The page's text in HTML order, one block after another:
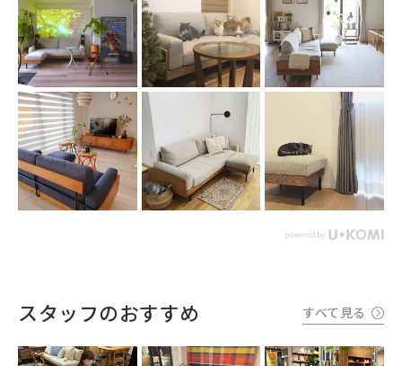
スタッフのおすすめ すべて見る